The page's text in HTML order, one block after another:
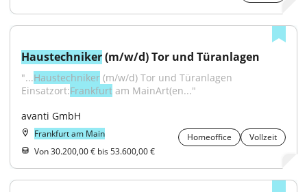
Haustechniker (m/w/d) Tor und Türanlagen
"...Haustechniker (m/w/d) Tor und Türanlagen
Einsatzort:Frankfurt am MainArt(en..."
avanti GmbH
Frankfurt am Main Homeoffice
Vollzeit
Von 30.200,00 € bis 53.600,00 €